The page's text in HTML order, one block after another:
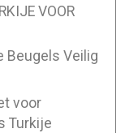
VOOR
Beugels Veilig
voor
Turkije